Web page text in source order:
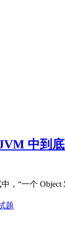
中到
，“一个 Object
题